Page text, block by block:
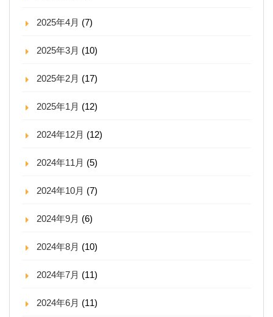
2025年4月 (7)
2025年3月 (10)
2025年2月 (17)
2025年1月 (12)
2024年12月 (12)
2024年11月 (5)
2024年10月 (7)
2024年9月 (6)
2024年8月 (10)
2024年7月 (11)
2024年6月 (11)